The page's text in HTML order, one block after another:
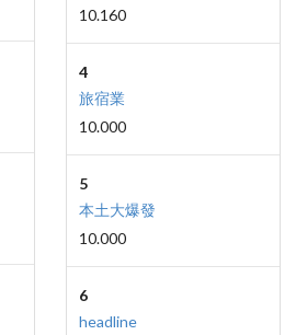
10.160
4
旅宿業
10.000
5
本土大爆發
10.000
6
headline